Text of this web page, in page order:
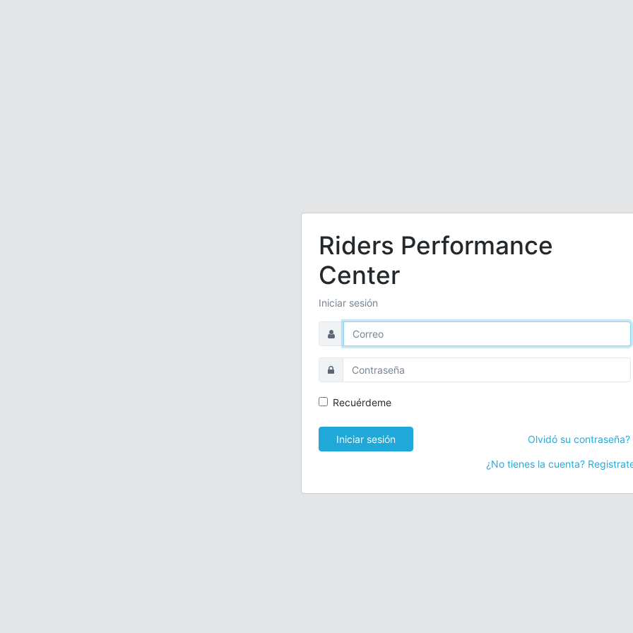
Riders Performance
Center
Iniciar sesión
Recuérdeme
Iniciar sesión Olvidó su contraseña?
¿No tienes la cuenta?